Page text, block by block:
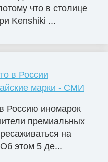
что в столице
Kenshiki ...
в России
марки - СМИ
Россию иномарок
премиальных
на
этом 5 де...